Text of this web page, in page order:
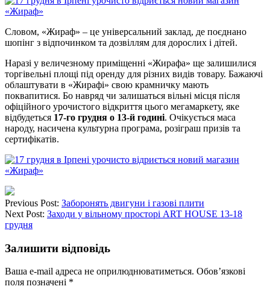
Словом, «Жираф» – це універсальний заклад, де поєднано
шопінг з відпочинком та дозвіллям для дорослих і дітей.
Наразі у величезному приміщенні «Жирафа» ще залишилися
торгівельні площі під оренду для різних видів товару. Бажаючі
облаштувати в «Жирафі» свою крамничку мають
поквапитися. Бо навряд чи залишаться вільні місця після
офіційного урочистого відкриття цього мегамаркету, яке
відбудеться 17-го грудня о 13-й годині. Очікується маса
народу, насичена культурна програма, розіграш призів та
сертифікатів.
Previous Post: Заборонять двигуни і газові плити
Next Post: Заходи у вільному просторі ART HOUSE 13-18
грудня
Залишити відповідь
Ваша e-mail адреса не оприлюднюватиметься. Обов’язкові
поля позначені *